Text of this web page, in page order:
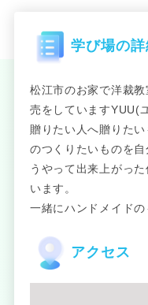
学び場の詳
松江市のお家で洋裁
売をしていますYUU(
贈りたい人へ贈りた
のつくりたいものを
うやって出来上がっ
います。
一緒にハンドメイド
アクセス